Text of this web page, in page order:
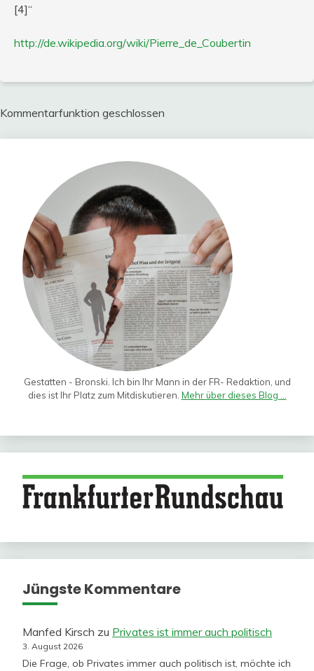
[4]“
http://de.wikipedia.org/wiki/Pierre_de_Coubertin
Kommentarfunktion geschlossen
Gestatten - Bronski. Ich bin Ihr Mann in der FR- Redaktion, und
dies ist Ihr Platz zum Mitdiskutieren. Mehr über dieses Blog ...
Jüngste Kommentare
Manfed Kirsch zu Privates ist immer auch politisch
3. August 2026
Die Frage, ob Privates immer auch politisch ist, möchte ich